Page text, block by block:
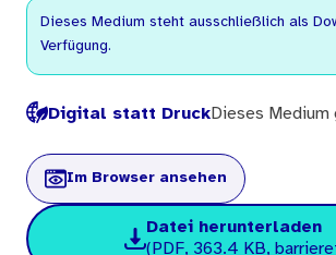
Dieses Medium steht ausschließlich als
Verfügung.
Digital statt DruckDieses
Im Browser ansehen
Datei herunterladen
(PDF, 363.4 KB,